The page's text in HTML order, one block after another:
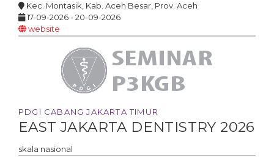
Kec. Montasik, Kab. Aceh Besar, Prov. Aceh
17-09-2026 - 20-09-2026
website
PDGI CABANG JAKARTA TIMUR
EAST JAKARTA DENTISTRY 2026
skala nasional